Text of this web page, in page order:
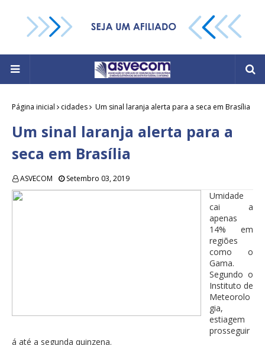
Página inicial cidades Um sinal laranja alerta para a seca em Brasília
Um sinal laranja alerta para a
seca em Brasília
ASVECOM Setembro 03, 2019
Umidade
cai a
apenas
14% em
regiões
como o
Gama.
Segundo o
Instituto de
Meteorolo
gia,
estiagem
prosseguir
á até a segunda quinzena.